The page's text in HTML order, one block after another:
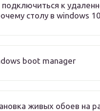
подключиться к
столу в windows
boot manager
живых обоев на